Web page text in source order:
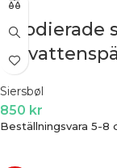
Siersbøl
850 kr
Beställningsvara 5-8